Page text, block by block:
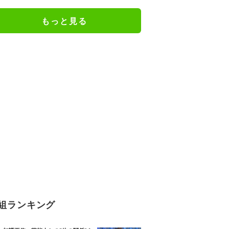
もっと見る
ランキング